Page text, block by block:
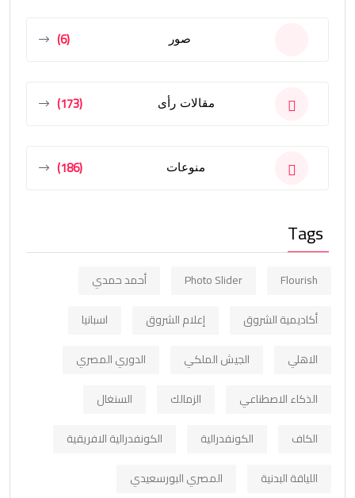
صور (6)
مقالات رأى (173)
منوعات (186)
Tags
Flourish
Photo Slider
أحمد حمدي
أكاديمية الشروق
إعلام الشروق
اسبانيا
الاهلي
الجيش الملكي
الدوري المصري
الذكاء الاصطناعي
الزمالك
السنغال
الكاف
الكونفدرالية
الكونفدرالية الافريقية
اللياقة البدنية
المصري البورسعيدي